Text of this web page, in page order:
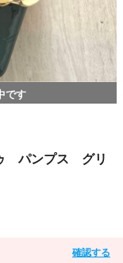
です
パンプス グリ
確認する